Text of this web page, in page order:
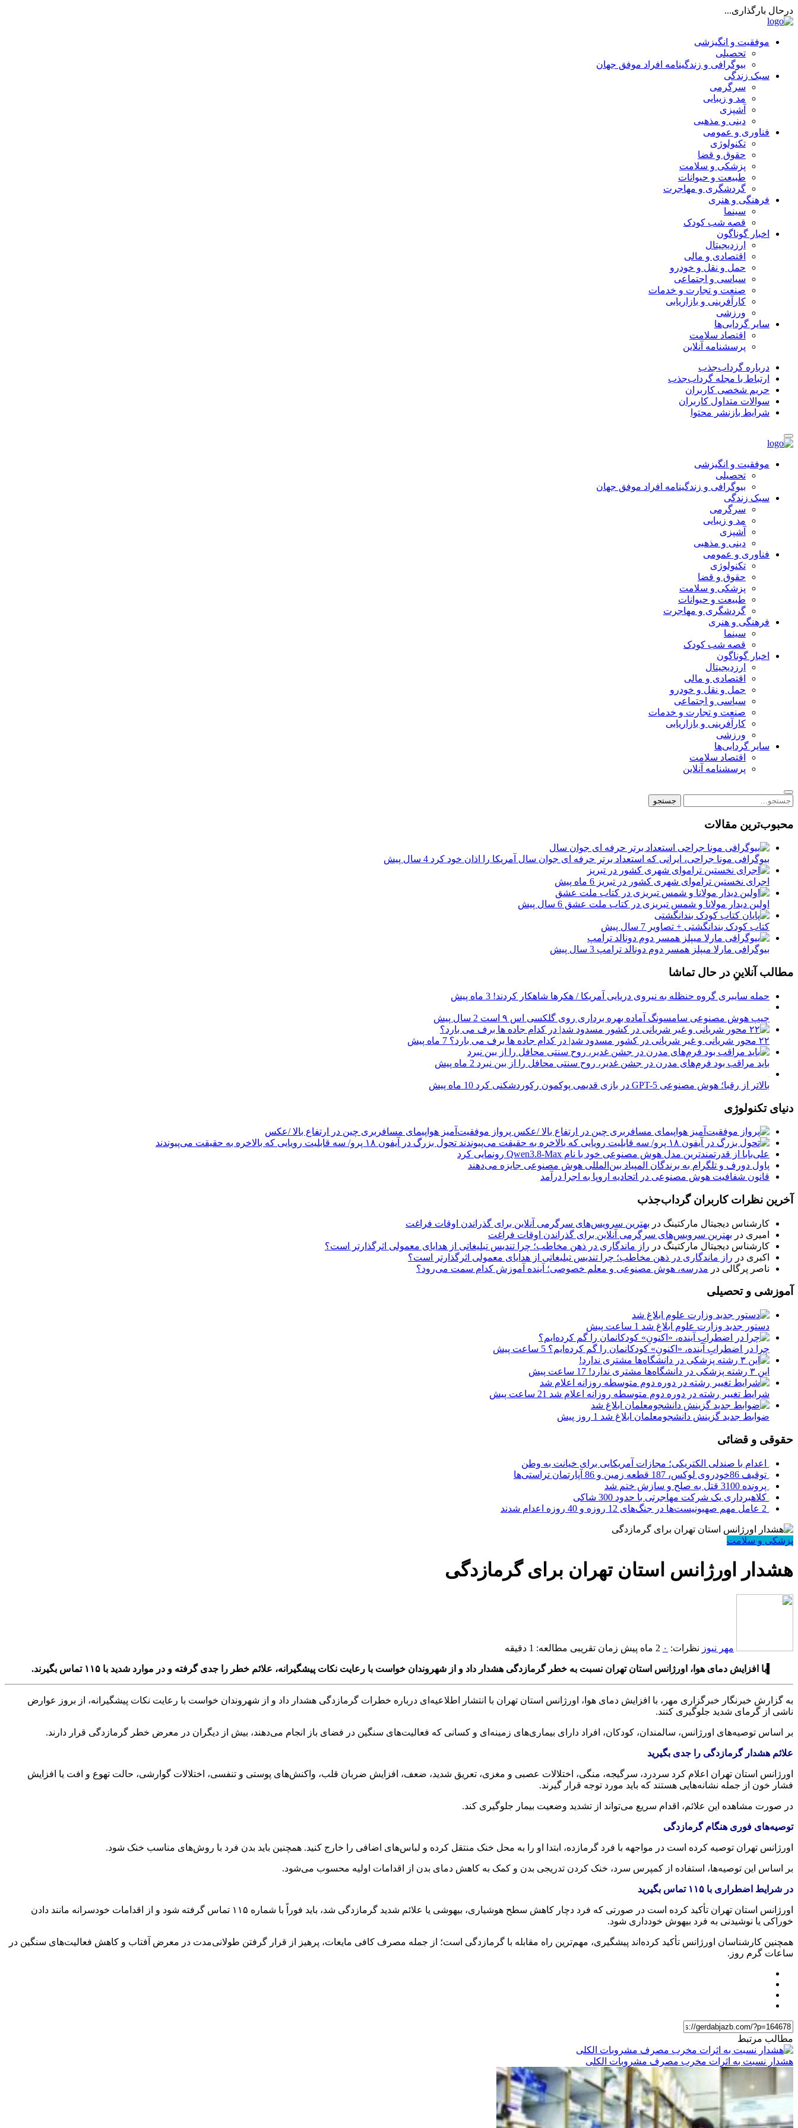
درحال بارگذاری...
موفقیت و انگیزشی
تحصیلی
بیوگرافی و زندگینامه افراد موفق جهان
سبک زندگی
سرگرمی
مد و زیبایی
آشپزی
دینی و مذهبی
فناوری و عمومی
تکنولوژی
حقوق و قضا
پزشکی و سلامت
طبیعت و حیوانات
گردشگری و مهاجرت
فرهنگی و هنری
سینما
قصه شب کودک
اخبار گوناگون
ارزدیجیتال
اقتصادی و مالی
حمل و نقل و خودرو
سیاسی و اجتماعی
صنعت و تجارت و خدمات
کارآفرینی و بازاریابی
ورزشی
سایر گردابی‌ها
اقتصاد سلامت
پرسشنامه آنلاین
درباره گرداب‌جذب
ارتباط با مجله گرداب‌جذب
حریم شخصی کاربران
سوالات متداول کاربران
شرایط بازنشر محتوا
موفقیت و انگیزشی
تحصیلی
بیوگرافی و زندگینامه افراد موفق جهان
سبک زندگی
سرگرمی
مد و زیبایی
آشپزی
دینی و مذهبی
فناوری و عمومی
تکنولوژی
حقوق و قضا
پزشکی و سلامت
طبیعت و حیوانات
گردشگری و مهاجرت
فرهنگی و هنری
سینما
قصه شب کودک
اخبار گوناگون
ارزدیجیتال
اقتصادی و مالی
حمل و نقل و خودرو
سیاسی و اجتماعی
صنعت و تجارت و خدمات
کارآفرینی و بازاریابی
ورزشی
سایر گردابی‌ها
اقتصاد سلامت
پرسشنامه آنلاین
محبوب‌ترین مقالات
بیوگرافی مونا جراحی، ایرانی که استعداد برتر حرفه ای جوان سال آمریکا را اذان خود کرد 4 سال پیش
اجرای نخستین تراموای شهری کشور در تبریز 6 ماه پیش
اولین دیدار مولانا و شمس تبریزی در کتاب ملت عشق 6 سال پیش
کتاب کودک بندانگشتی + تصاویر 7 سال پیش
بیوگرافی مارلا میپلز همسر دوم دونالد ترامپ 3 سال پیش
مطالب آنلاینِ در حال تماشا
حمله سایبری گروه حنظله به نیروی دریایی آمریکا / هکرها شاهکار کردند! 3 ماه پیش
چیپ هوش مصنوعی سامسونگ آماده بهره برداری روی گلکسی اس ۹ است 2 سال پیش
۲۲ محور شریانی و غیر شریانی در کشور مسدود شد| در کدام جاده ها برف می بارد؟ 7 ماه پیش
باید مراقب بود فرم‌های مدرن در جشن غدیر، روح سنتی محافل را از بین نبرد 2 ماه پیش
بالاتر از رقبا؛ هوش مصنوعی GPT-5 در بازی قدیمی پوکمون رکوردشکنی کرد 10 ماه پیش
دنیای تکنولوژی
پرواز موفقیت‌آمیز هواپیمای مسافربری چین در ارتفاع بالا /عکس
تحول بزرگ در آیفون ۱۸ پرو/ سه قابلیت رویایی که بالاخره به حقیقت می‌پیوندند
علی‌بابا از قدرتمندترین مدل هوش مصنوعی خود با نام Qwen3.8-Max رونمایی کرد
پاول دورف و تلگرام به برندگان المپیاد بین‌المللی هوش مصنوعی جایزه می‌دهند
قانون شفافیت هوش مصنوعی در اتحادیه اروپا به اجرا درآمد
آخرین نظرات کاربران گرداب‌جذب
کارشناس دیجیتال مارکتینگ در بهترین سرویس‌های سرگرمی آنلاین برای گذراندن اوقات فراغت
امیری در بهترین سرویس‌های سرگرمی آنلاین برای گذراندن اوقات فراغت
کارشناس دیجیتال مارکتینگ در راز ماندگاری در ذهن مخاطب؛ چرا تندیس تبلیغاتی از هدایای معمولی اثرگذارتر است؟
اکبری در راز ماندگاری در ذهن مخاطب؛ چرا تندیس تبلیغاتی از هدایای معمولی اثرگذارتر است؟
ناصر پرگالی در مدرسه، هوش مصنوعی و معلم خصوصی؛ آینده آموزش کدام سمت می‌رود؟
آموزشی و تحصیلی
دستور جدید وزارت علوم ابلاغ شد 1 ساعت پیش
چرا در اضطرابِ آینده، «اکنونِ» کودکانمان را گم کرده‌ایم؟ 5 ساعت پیش
این ۳ رشته پزشکی در دانشگاه‌ها مشتری ندارد! 17 ساعت پیش
شرایط تغییر رشته در دوره دوم متوسطه روزانه اعلام شد 21 ساعت پیش
ضوابط جدید گزینش دانشجومعلمان ابلاغ شد 1 روز پیش
حقوقی و قضائی
اعدام با صندلی الکتریکی؛ مجازات آمریکایی برای خیانت به وطن
توقیف 86خودروی لوکس، 187 قطعه زمین و 86 آپارتمان تراستی‌ها
پرونده 3100 قتل به صلح و سازش ختم شد
کلاهبرداری یک شرکت مهاجرتی با حدود 300 شاکی
پزشکی و سلامت
هشدار اورژانس استان تهران برای گرمازدگی
مهر نیوز نظرات: ۰ 2 ماه پیش زمان تقریبی مطالعه: 1 دقیقه
با افزایش دمای هوا، اورژانس استان تهران نسبت به خطر گرمازدگی هشدار داد و از شهروندان خواست با رعایت نکات پیشگیرانه، علائم خطر را جدی گرفته و در موارد شدید با ۱۱۵ تماس بگیرند.
به گزارش خبرنگار خبرگزاری مهر، با افزایش دمای هوا، اورژانس استان تهران با انتشار اطلاعیه‌ای درباره خطرات گرمازدگی هشدار داد و از شهروندان خواست با رعایت نکات پیشگیرانه، از بروز عوارض
ناشی از گرمای شدید جلوگیری کنند.
بر اساس توصیه‌های اورژانس، سالمندان، کودکان، افراد دارای بیماری‌های زمینه‌ای و کسانی که فعالیت‌های سنگین در فضای باز انجام می‌دهند، بیش از دیگران در معرض خطر گرمازدگی قرار دارند.
علائم هشدار گرمازدگی را جدی بگیرید
اورژانس استان تهران اعلام کرد سردرد، سرگیجه، منگی، اختلالات عصبی و مغزی، تعریق شدید، ضعف، افزایش ضربان قلب، واکنش‌های پوستی و تنفسی، اختلالات گوارشی، حالت تهوع و افت یا افزایش
فشار خون از جمله نشانه‌هایی هستند که باید مورد توجه قرار گیرند.
در صورت مشاهده این علائم، اقدام سریع می‌تواند از تشدید وضعیت بیمار جلوگیری کند.
توصیه‌های فوری هنگام گرمازدگی
اورژانس تهران توصیه کرده است در مواجهه با فرد گرمازده، ابتدا او را به محل خنک منتقل کرده و لباس‌های اضافی را خارج کنید. همچنین باید بدن فرد با روش‌های مناسب خنک شود.
بر اساس این توصیه‌ها، استفاده از کمپرس سرد، خنک کردن تدریجی بدن و کمک به کاهش دمای بدن از اقدامات اولیه محسوب می‌شود.
در شرایط اضطراری با ۱۱۵ تماس بگیرید
اورژانس استان تهران تأکید کرده است در صورتی که فرد دچار کاهش سطح هوشیاری، بیهوشی یا علائم شدید گرمازدگی شد، باید فوراً با شماره ۱۱۵ تماس گرفته شود و از اقدامات خودسرانه مانند دادن
خوراکی یا نوشیدنی به فرد بیهوش خودداری شود.
همچنین کارشناسان اورژانس تأکید کرده‌اند پیشگیری، مهم‌ترین راه مقابله با گرمازدگی است؛ از جمله مصرف کافی مایعات، پرهیز از قرار گرفتن طولانی‌مدت در معرض آفتاب و کاهش فعالیت‌های سنگین در
ساعات گرم روز.
مطالب مرتبط
هشدار نسبت به اثرات مخرب مصرف مشروبات الکلی